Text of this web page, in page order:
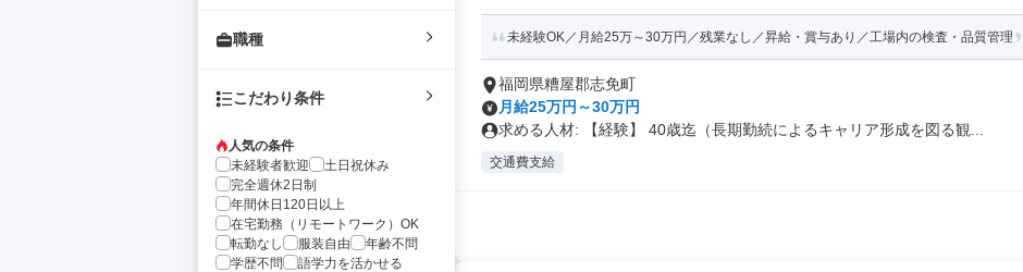
職種
こだわり条件
人気の条件
未経験者歓迎
土日祝休み
完全週休2日制
年間休日120日以上
在宅勤務（リモートワーク）OK
転勤なし
服装自由
年齢不問
学歴不問
語学力を活かせる
未経験OK／月給25万～30万円／残業なし／昇給・賞与あり／工場内の検査・品質管理
福岡県糟屋郡志免町
月給25万円～30万円
求める人材: 【経験】 40歳迄（長期勤続によるキャリア形成を図る観...
交通費支給